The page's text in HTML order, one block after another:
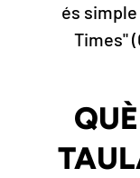
és
Times"